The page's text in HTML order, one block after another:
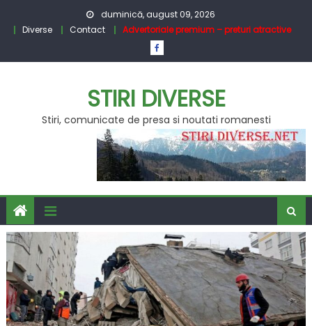
duminică, august 09, 2026
Diverse
Contact Advertoriale premium – preturi atractive
STIRI DIVERSE
Stiri, comunicate de presa si noutati romanesti